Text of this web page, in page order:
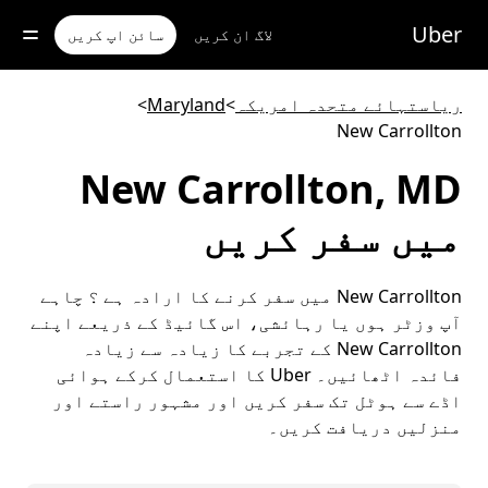
مواد
جائیں
Uber لاگ ان کریں سائن اپ کریں
ریاستہائے متحدہ امریکہ>
Maryland
>
New Carrollton
New Carrollton, MD
میں سفر کریں
New Carrollton میں سفر کرنے کا ارادہ ہے ؟ چاہے
آپ وزٹر ہوں یا رہائشی، اس گائیڈ کے ذریعے اپنے
New Carrollton کے تجربے کا زیادہ سے زیادہ
فائدہ اٹھائیں۔ Uber کا استعمال کرکے ہوائی
اڈے سے ہوٹل تک سفر کریں اور مشہور راستے اور
منزلیں دریافت کریں۔